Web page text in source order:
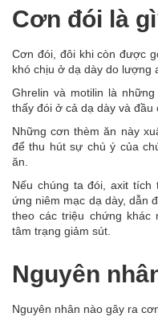
Cơn đói là
Cơn đói, đôi khi còn được
khó chịu ở dạ dày do lượng
Ghrelin và motilin là
thấy đói ở cả dạ dày và đầu
Những cơn thèm ăn này
để thu hút sự chú ý của
ăn.
Nếu chúng ta đói, axit
ứng niêm mạc dạ dày, dẫn
theo các triệu chứng khác
tâm trạng giảm sút.
Nguyên
Nguyên nhân nào gây ra